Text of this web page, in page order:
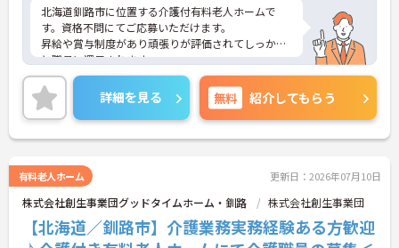
北海道釧路市に位置する介護付有料老人ホームで
す。資格不問にてご応募いただけます。
昇給や賞与制度があり頑張りが評価されてしっかり
と職員に還元されます。
ご興味のある方には、面接対策ポイントなど、さら
に詳細をお話しいたしますのでお気軽にご相談くだ
さい！
詳細を見る 無料 紹介してもらう
有料老人ホーム 更新日：2026年07月10日
株式会社創生事業団グッドタイムホーム・釧路 株式会社創生事業団
【北海道／釧路市】介護業務実務経験ある方歓迎